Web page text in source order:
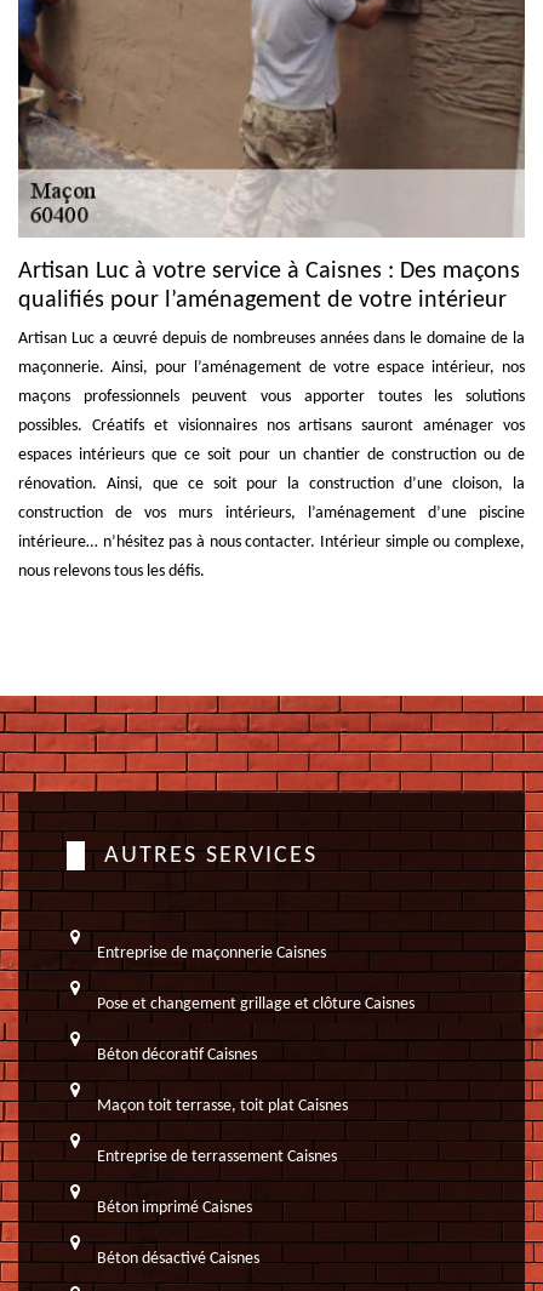
Artisan Luc à votre service à Caisnes : Des maçons
qualifiés pour l’aménagement de votre intérieur
Artisan Luc a œuvré depuis de nombreuses années dans le domaine de la
maçonnerie. Ainsi, pour l’aménagement de votre espace intérieur, nos
maçons professionnels peuvent vous apporter toutes les solutions
possibles. Créatifs et visionnaires nos artisans sauront aménager vos
espaces intérieurs que ce soit pour un chantier de construction ou de
rénovation. Ainsi, que ce soit pour la construction d’une cloison, la
construction de vos murs intérieurs, l’aménagement d’une piscine
intérieure… n’hésitez pas à nous contacter. Intérieur simple ou complexe,
nous relevons tous les défis.
AUTRES SERVICES
Entreprise de maçonnerie Caisnes
Pose et changement grillage et clôture Caisnes
Béton décoratif Caisnes
Maçon toit terrasse, toit plat Caisnes
Entreprise de terrassement Caisnes
Béton imprimé Caisnes
Béton désactivé Caisnes